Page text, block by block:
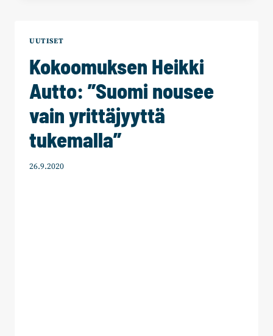
UUTISET
Kokoomuksen Heikki
Autto: ”Suomi nousee
vain yrittäjyyttä
tukemalla”
26.9.2020